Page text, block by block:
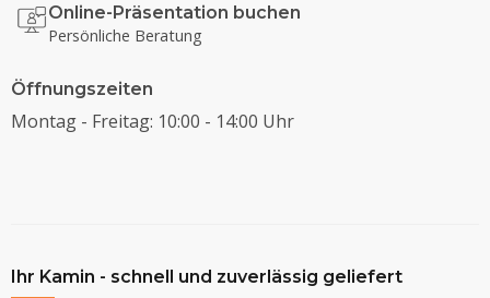
Online-Präsentation buchen
Persönliche Beratung
Öffnungszeiten
Montag - Freitag: 10:00 - 14:00 Uhr
Ihr Kamin - schnell und zuverlässig geliefert